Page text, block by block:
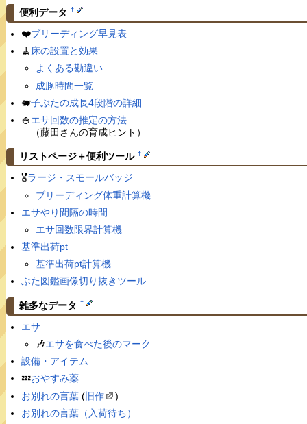
便利データ †
❤️ブリーディング早見表
🧹 床の設置と効果
よくある勘違い
成豚時間一覧
🐖子ぶたの成長4段階の詳細
🍚エサ回数の推定の方法
（藤田さんの育成ヒント）
リストページ＋便利ツール †
🎖ラージ・スモールバッジ
ブリーディング体重計算機
エサやり間隔の時間
エサ回数限界計算機
基準出荷pt
基準出荷pt計算機
ぶた図鑑画像切り抜きツール
雑多なデータ †
エサ
🎶エサを食べた後のマーク
設備・アイテム
💤おやすみ薬
お別れの言葉(旧作
)
お別れの言葉（入荷待ち）